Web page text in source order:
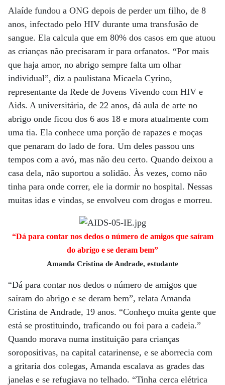
Alaíde fundou a ONG depois de perder um filho, de 8
anos, infectado pelo HIV durante uma transfusão de
sangue. Ela calcula que em 80% dos casos em que atuou
as crianças não precisaram ir para orfanatos. “Por mais
que haja amor, no abrigo sempre falta um olhar
individual”, diz a paulistana Micaela Cyrino,
representante da Rede de Jovens Vivendo com HIV e
Aids. A universitária, de 22 anos, dá aula de arte no
abrigo onde ficou dos 6 aos 18 e mora atualmente com
uma tia. Ela conhece uma porção de rapazes e moças
que penaram do lado de fora. Um deles passou uns
tempos com a avó, mas não deu certo. Quando deixou a
casa dela, não suportou a solidão. Às vezes, como não
tinha para onde correr, ele ia dormir no hospital. Nessas
muitas idas e vindas, se envolveu com drogas e morreu.
“Dá para contar nos dedos o número de amigos que saíram
do abrigo e se deram bem”
Amanda Cristina de Andrade, estudante
“Dá para contar nos dedos o número de amigos que
saíram do abrigo e se deram bem”, relata Amanda
Cristina de Andrade, 19 anos. “Conheço muita gente que
está se prostituindo, traficando ou foi para a cadeia.”
Quando morava numa instituição para crianças
soropositivas, na capital catarinense, e se aborrecia com
a gritaria dos colegas, Amanda escalava as grades das
janelas e se refugiava no telhado. “Tinha cerca elétrica